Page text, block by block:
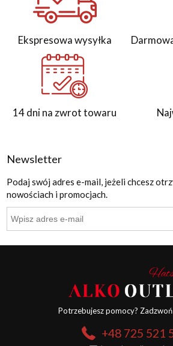
Ekspresowa wysyłka
14 dni na zwrot towaru
Newsletter
Podaj swój adres e-mail, jeżeli chcesz
nowościach i promocjach.
Potrzebujesz pomocy?
+48 725 521